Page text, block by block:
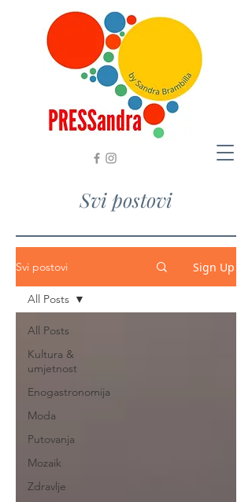
Svi postovi
Svi postovi Sign Up
All Posts
Kultura &
umjetnost
Enogastronomija
Moda
Putovanja
Mozaik
Zdravlje
All Posts